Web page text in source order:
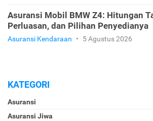
Asuransi Mobil BMW Z4: Hitungan
Perluasan, dan Pilihan Penyedianya
Asuransi Kendaraan • 5 Agustus 2026
KATEGORI
Asuransi
Asuransi Jiwa